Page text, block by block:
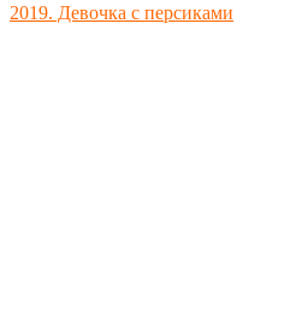
2019. Девочка с персиками